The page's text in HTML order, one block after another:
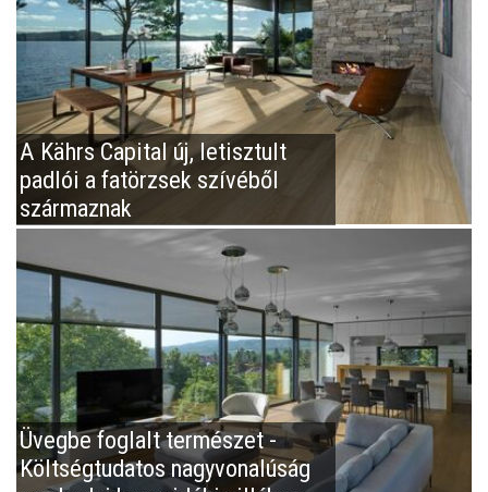
A Kährs Capital új, letisztult
padlói a fatörzsek szívéből
származnak
Üvegbe foglalt természet -
Költségtudatos nagyvonalúság